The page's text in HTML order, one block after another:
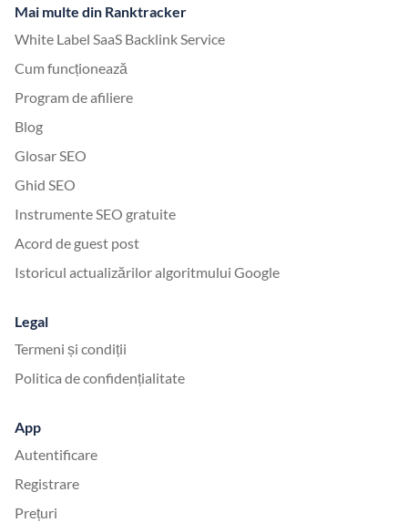
Mai multe din Ranktracker
White Label SaaS Backlink Service
Cum funcționează
Program de afiliere
Blog
Glosar SEO
Ghid SEO
Instrumente SEO gratuite
Acord de guest post
Istoricul actualizărilor algoritmului Google
Legal
Termeni și condiții
Politica de confidențialitate
App
Autentificare
Registrare
Prețuri